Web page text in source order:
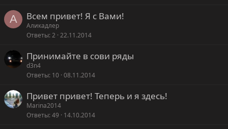
А Всем привет! Я с Вами!
Аликадлер
Ответы 2 22.11.2014
Принимайте в сови ряды
d3n4
Ответы 10 08.11.2014
Привет привет! Теперь и я здесь!
Marina2014
Ответы 49 14.10.2014